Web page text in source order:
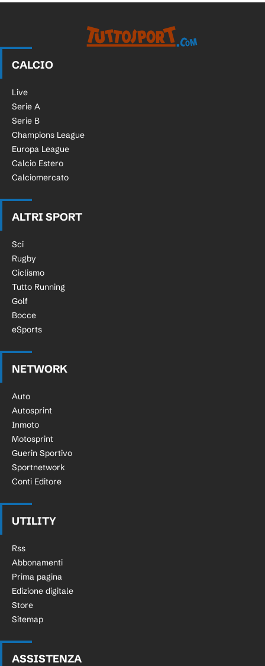
CALCIO
Live
Serie A
Serie B
Champions League
Europa League
Calcio Estero
Calciomercato
ALTRI SPORT
Sci
Rugby
Ciclismo
Tutto Running
Golf
Bocce
eSports
NETWORK
Auto
Autosprint
Inmoto
Motosprint
Guerin Sportivo
Sportnetwork
Conti Editore
UTILITY
Rss
Abbonamenti
Prima pagina
Edizione digitale
Store
Sitemap
ASSISTENZA